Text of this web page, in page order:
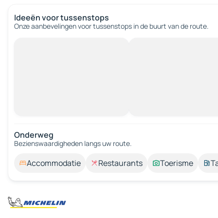
Ideeën voor tussenstops
Onze aanbevelingen voor tussenstops in de buurt van de route.
Onderweg
Bezienswaardigheden langs uw route.
Accommodatie Restaurants Toerisme